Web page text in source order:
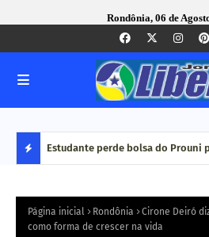
Rondônia, 06 de
Estudante perde bolsa do Prouni
renda', diz
Página inicial Rondônia
Cirone Deiró
como forma de crescer na vida